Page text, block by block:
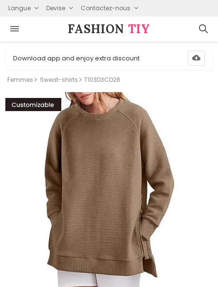
Langue Devise Contactez-nous
FASHION⁠ TIY
Download app and enjoy extra discount
Femmes Sweat-shirts T103D3CD28